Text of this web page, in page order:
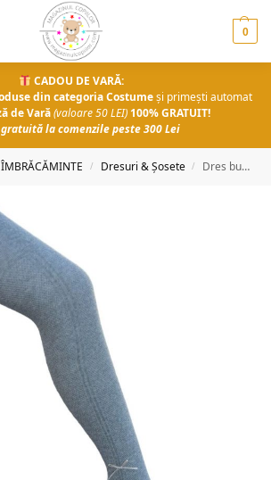
0
CADOU DE VARĂ:
din categoria Costumeși primești automat
de Vară(valoare 50 LEI) 100% GRATUIT!
la comenzile peste 300 Lei
ÎMBRĂCĂMINTE / Dresuri & Șosete / Dres bumbac Charisma 1-13 ani